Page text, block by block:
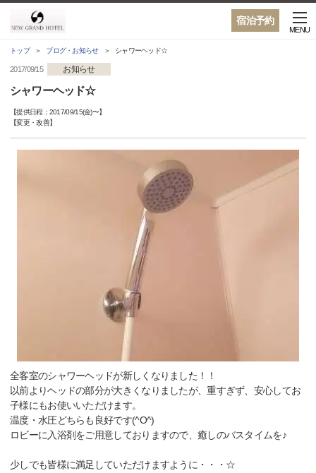
宿泊予約
MENU
トップ ブログ・お知らせ シャワーヘッド☆
2017/09/15 お知らせ
シャワーヘッド☆
【提供日程： 2017/09/15(金)〜】
【変更・改善】
全客室のシャワーヘッドが新しくなりました！！
以前よりヘッドの部分が大きくなりましたが、重すぎず、安心してお
子様にもお使いいただけます。
温度・水圧どちらも良好です(^O^)
ロビーに入浴剤をご用意しておりますので、癒しのバスタイムを♪
少しでも皆様に満足していただけますように・・・☆